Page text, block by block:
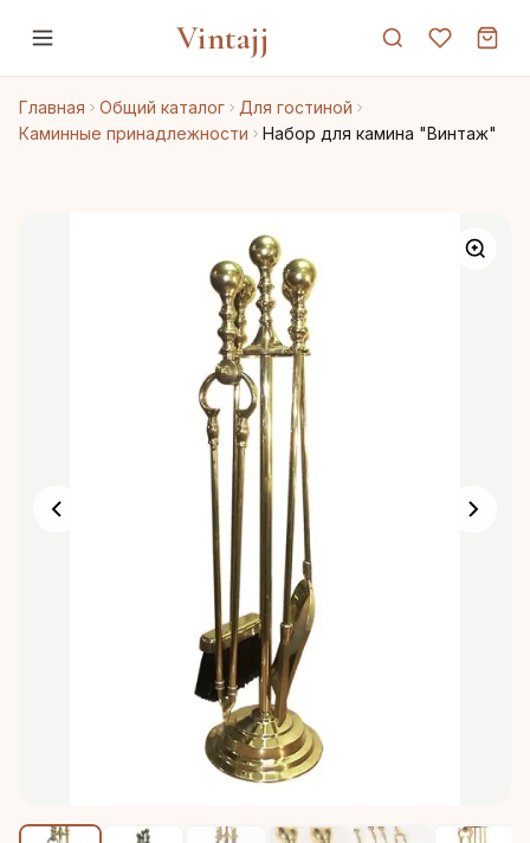
Vintajj
Главная Общий каталог
Для гостиной
Каминные принадлежности
Набор для камина "Винтаж"